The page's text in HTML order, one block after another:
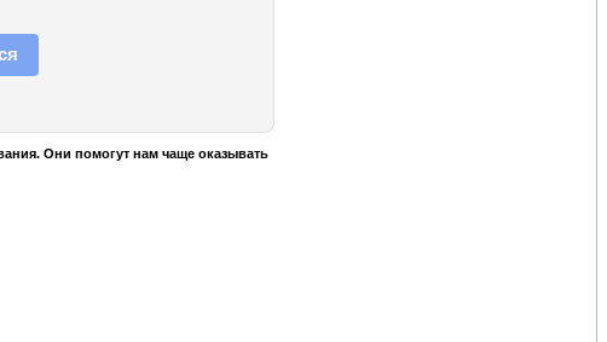
Они помогут нам чаще оказывать